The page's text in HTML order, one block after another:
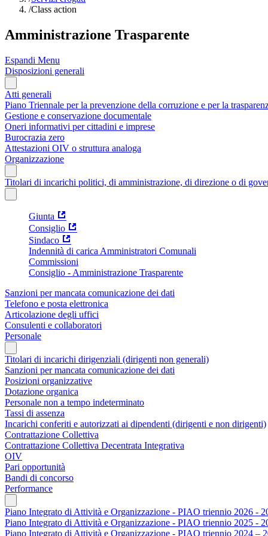
/Class action
Amministrazione Trasparente
Espandi Menu
Disposizioni generali
Atti generali
Piano Triennale per la prevenzione della corruzione e per la
Gestione e conservazione documentale
Oneri informativi per cittadini e imprese
Burocrazia zero
Attestazioni OIV o struttura analoga
Organizzazione
Titolari di incarichi politici, di amministrazione, di direzione o di
Giunta
Consiglio
Sindaco
Indennità di carica Amministratori Comunali
Commissioni
Consiglio - Amministrazione Trasparente
Sanzioni per mancata comunicazione dei dati
Telefono e posta elettronica
Articolazione degli uffici
Consulenti e collaboratori
Personale
Titolari di incarichi dirigenziali (dirigenti non generali)
Sanzioni per mancata comunicazione dei dati
Posizioni organizzative
Dotazione organica
Personale non a tempo indeterminato
Tassi di assenza
Incarichi conferiti e autorizzati ai dipendenti (dirigenti e non dirigenti)
Contrattazione Collettiva
Contrattazione Collettiva Decentrata Integrativa
OIV
Pari opportunità
Bandi di concorso
Performance
Piano Integrato di Attività e Organizzazione - PIAO triennio 2026 -
Piano Integrato di Attività e Organizzazione - PIAO triennio 2025 -
Piano Integrato di Attività e Organizzazione - PIAO triennio 2024 –